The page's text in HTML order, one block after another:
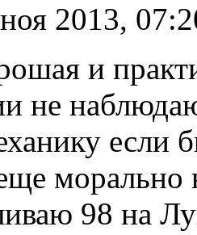
2013,
и
не
если
морально
98 на